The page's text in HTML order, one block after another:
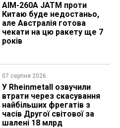
AIM-260A JATM проти
Китаю буде недостаньо,
але Австралія готова
чекати на цю ракету ще 7
років
07 серпня 2026
У Rheinmetall озвучили
втрати через скасування
найбільших фрегатів з
часів Другої світової за
шалені 18 млрд